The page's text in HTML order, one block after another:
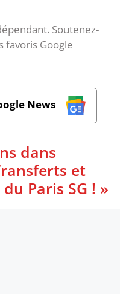
Soutenez-
favoris Google
News
dans
et
Paris SG ! »